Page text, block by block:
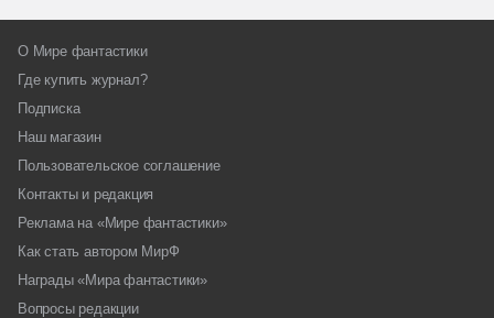
О Мире фантастики
Где купить журнал?
Подписка
Наш магазин
Пользовательское соглашение
Контакты и редакция
Реклама на «Мире фантастики»
Как стать автором МирФ
Награды «Мира фантастики»
Вопросы редакции